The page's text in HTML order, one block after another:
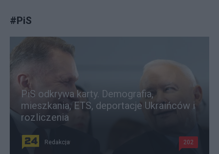
#PiS
PiS odkrywa karty. Demografia,
mieszkania, ETS, deportacje Ukraińców i
rozliczenia
Redakcja 202